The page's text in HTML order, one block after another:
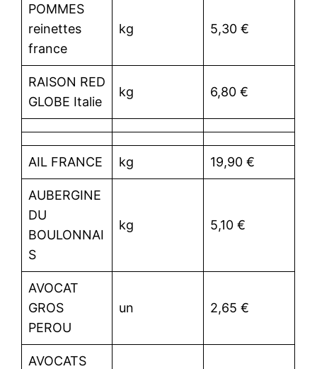
POMMES
reinettes
france
kg 5,30 €
RAISON RED
GLOBE Italie
kg 6,80 €
AIL FRANCE kg 19,90 €
AUBERGINE
DU
BOULONNAI
S
kg 5,10 €
AVOCAT
GROS
PEROU
un 2,65 €
AVOCATS